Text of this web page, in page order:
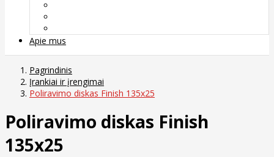
Apie mus
Pagrindinis
Įrankiai ir įrengimai
Poliravimo diskas Finish 135x25
Poliravimo diskas Finish
135x25